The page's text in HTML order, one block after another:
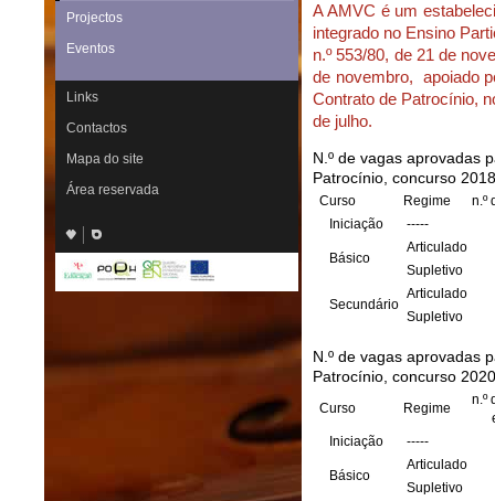
Projectos
Eventos
Links
Contactos
Mapa do site
Área reservada
A AMVC é um
integrado no Ensino
n.º 553/80, de 21 de
de novembro, apoiado
Contrato de Patrocínio,
de julho.
N.º de vagas aprovadas
Patrocínio, concurso
Curso Regime
n.º
Iniciação
-----
Básico
Articulado
Supletivo
Secundário
Articulado
Supletivo
N.º de vagas aprovadas
Patrocínio, concurso
Curso Regime
n.º
Iniciação
-----
Básico
Articulado
Supletivo